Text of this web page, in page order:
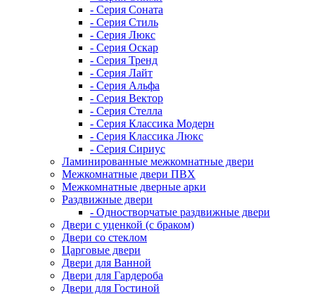
- Серия Соната
- Серия Стиль
- Серия Люкс
- Серия Оскар
- Серия Тренд
- Серия Лайт
- Серия Альфа
- Серия Вектор
- Серия Стелла
- Серия Классика Модерн
- Серия Классика Люкс
- Серия Сириус
Ламинированные межкомнатные двери
Межкомнатные двери ПВХ
Межкомнатные дверные арки
Раздвижные двери
- Одностворчатые раздвижные двери
Двери с уценкой (с браком)
Двери со стеклом
Царговые двери
Двери для Ванной
Двери для Гардероба
Двери для Гостиной